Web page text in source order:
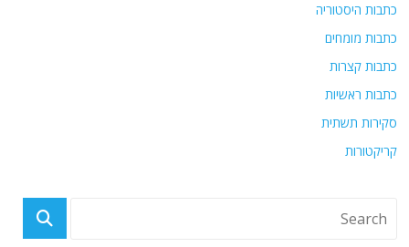
כתבות היסטוריה
כתבות מומחים
כתבות קצרות
כתבות ראשיות
סקירות תשתית
קריקטורות